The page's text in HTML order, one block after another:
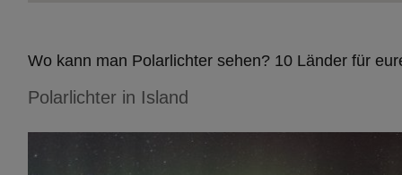
Wo kann man Polarlichter sehen? 10 Länder für
Polarlichter in Island